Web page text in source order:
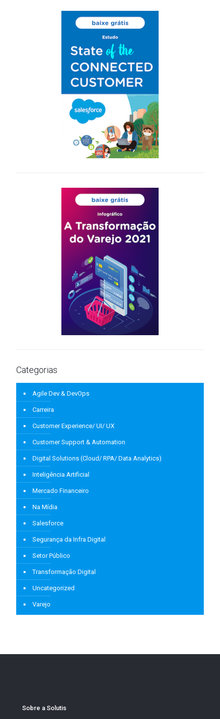
Categorias
Agile Dev & DevOps
Carreira
Customer Experience/ UI/ UX
Customer Support & Automation
Digital Solutions (Cloud/ RPA/ Data Analytics)
Inteligência Artificial
Mercado Financeiro
Na Mídia
Salesforce
Segurança da Infra Digital
Setor Público
Transformação Digital
Uncategorized
Varejo
Sobre a Solutis